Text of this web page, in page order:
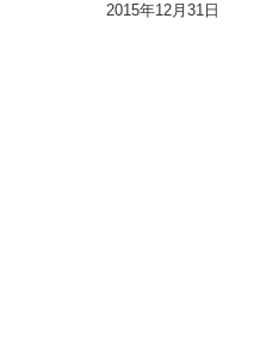
2015年12月31日